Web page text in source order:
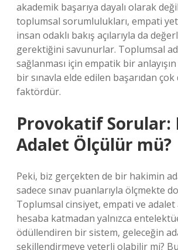
akademik başarıya dayalı olarak
toplumsal sorumlulukları, empati
insan odaklı bakış açılarıyla da
gerektiğini savunurlar. Toplumsal
sağlanması için empatik bir
bir sınavla elde edilen başarıdan
faktördür.
Provokatif Sorular:
Adalet Ölçülür mü?
Peki, biz gerçekten de bir hakimin
sadece sınav puanlarıyla ölçmekte
Toplumsal cinsiyet, empati ve adalet
hesaba katmadan yalnızca
ödüllendiren bir sistem, geleceğin
şekillendirmeye yeterli olabilir mi?